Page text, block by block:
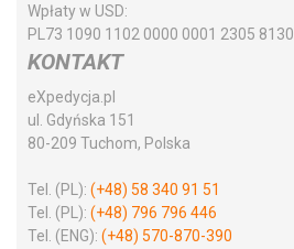
Wpłaty w USD:
PL73 1090 1102 0000 0001 2305 8130
KONTAKT
eXpedycja.pl
ul. Gdyńska 151
80-209 Tuchom, Polska
Tel. (PL): (+48) 58 340 91 51
Tel. (PL): (+48) 796 796 446
Tel. (ENG): (+48) 570-870-390